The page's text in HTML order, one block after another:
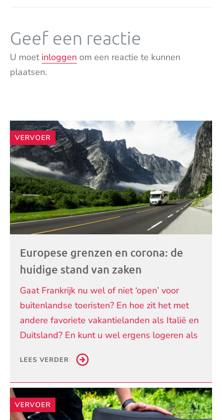
Geef een reactie
U moet inloggen om een reactie te kunnen
plaatsen.
Andere
artikelen
VERVOER
Europese grenzen en corona: de
huidige stand van zaken
Gaat Frankrijk nu wel of niet ‘open’ voor
buitenlandse toeristen? En hoe zit het met
andere favoriete vakantielanden als Italië en
Duitsland? En kunt u wel ergens logeren als
LEES VERDER
VERVOER